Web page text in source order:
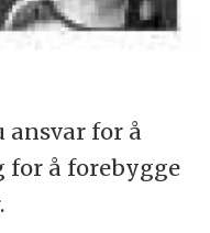
ansvar for å
for å forebygge